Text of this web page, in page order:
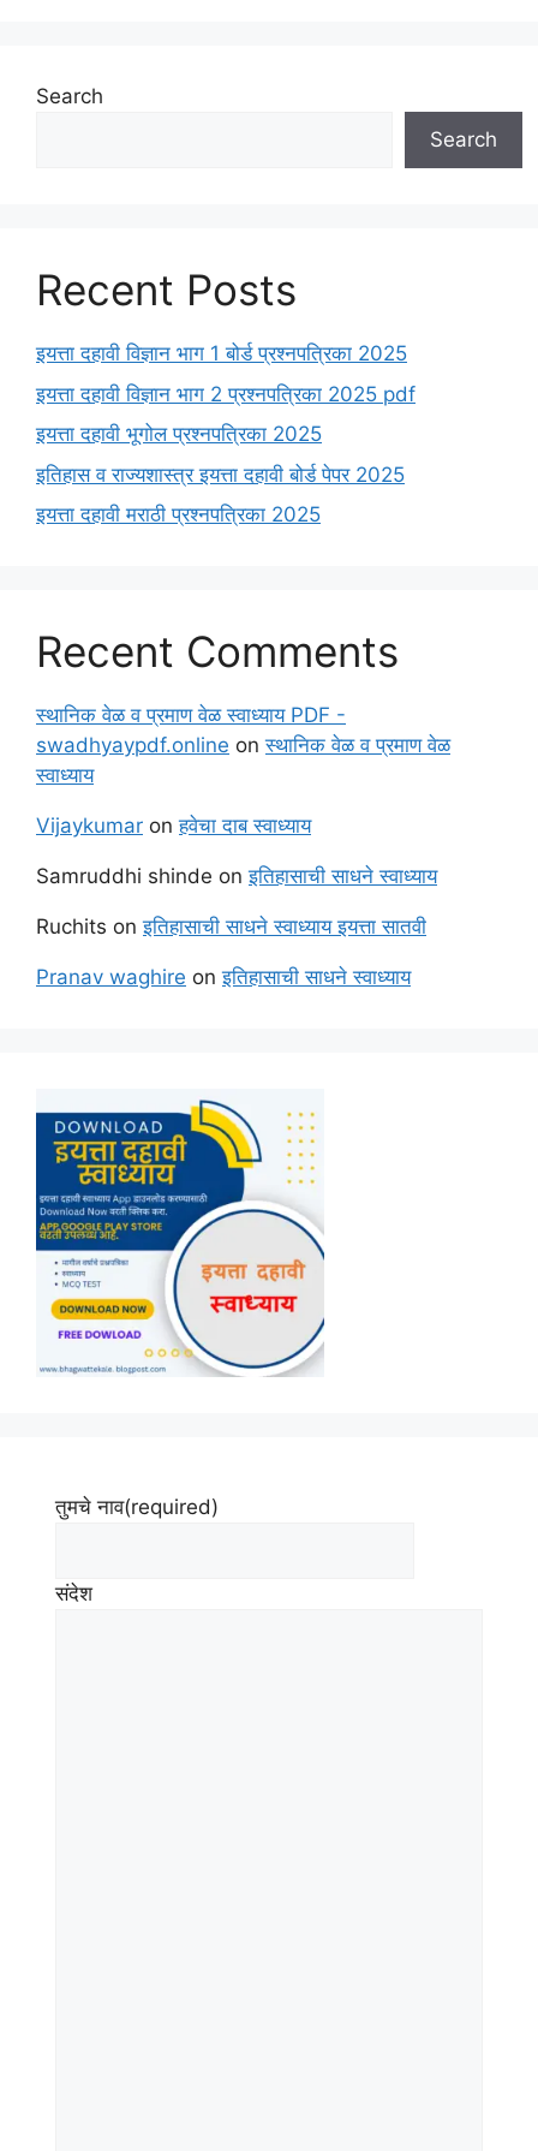
Search
Search
Recent Posts
इयत्ता दहावी विज्ञान भाग 1 बोर्ड प्रश्नपत्रिका 2025
इयत्ता दहावी विज्ञान भाग 2 प्रश्नपत्रिका 2025 pdf
इयत्ता दहावी भूगोल प्रश्नपत्रिका 2025
इतिहास व राज्यशास्त्र इयत्ता दहावी बोर्ड पेपर 2025
इयत्ता दहावी मराठी प्रश्नपत्रिका 2025
Recent Comments
स्थानिक वेळ व प्रमाण वेळ स्वाध्याय PDF -
swadhyaypdf.online onस्थानिक वेळ व प्रमाण वेळ
स्वाध्याय
Vijaykumar onहवेचा दाब स्वाध्याय
Samruddhi shinde onइतिहासाची साधने स्वाध्याय
Ruchits onइतिहासाची साधने स्वाध्याय इयत्ता सातवी
Pranav waghire onइतिहासाची साधने स्वाध्याय
तुमचे नाव(required)
संदेश